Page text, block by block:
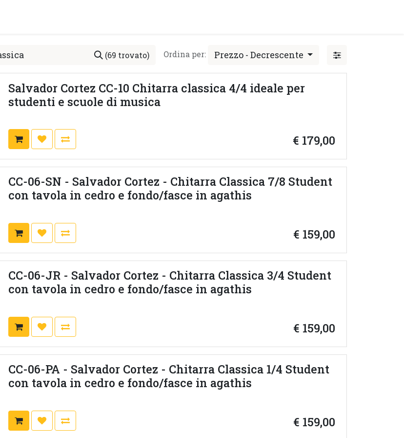
(69 trovato) Ordina per: Prezzo - Decrescente
Salvador Cortez CC-10 Chitarra classica 4/4 ideale per
studenti e scuole di musica
€ 179,00
CC-06-SN - Salvador Cortez - Chitarra Classica 7/8 Student
con tavola in cedro e fondo/fasce in agathis
€ 159,00
CC-06-JR - Salvador Cortez - Chitarra Classica 3/4 Student
con tavola in cedro e fondo/fasce in agathis
€ 159,00
CC-06-PA - Salvador Cortez - Chitarra Classica 1/4 Student
con tavola in cedro e fondo/fasce in agathis
€ 159,00